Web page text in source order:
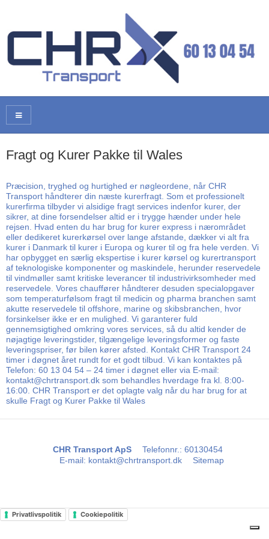
Fragt og Kurer Pakke til Wales
Præcision, tryghed og hurtighed er nøgleordene, når CHR
Transport håndterer din næste kurerfragt. Som et professionelt
kurerfirma tilbyder vi alsidige fragt services indenfor kurer, der
sikrer, at dine forsendelser altid er i trygge hænder under hele
rejsen. Hvad enten du har brug for kurer express i nærområdet
eller dedikeret kurerkørsel over lange afstande, dækker vi alt fra
kurer i Danmark til kurer i Europa og kurer til og fra hele verden. Vi
har opbygget en særlig ekspertise i kurer kørsel og kurertransport
af teknologiske komponenter og maskindele, herunder reservedele
til vindmøller samt kritiske leverancer til industrivirksomheder med
reservedele. Vores chauffører håndterer desuden specialopgaver
som temperaturfølsom fragt til medicin og pharma branchen samt
akutte reservedele til offshore, marine og skibsbranchen, hvor
forsinkelser ikke er en mulighed. Vi garanterer fuld
gennemsigtighed omkring vores services, så du altid kender de
nøjagtige leveringstider, tilgængelige leveringsformer og faste
leveringspriser, før bilen kører afsted. Kontakt CHR Transport 24
timer i døgnet året rundt for et godt tilbud. Vi kan kontaktes på
Telefon: 60 13 04 54 – 24 timer i døgnet eller via E-mail:
kontakt@chrtransport.dk som behandles hverdage fra kl. 8:00-
16:00. CHR Transport er det oplagte valg når du har brug for at
skulle Fragt og Kurer Pakke til Wales
CHR Transport ApS Telefonnr.: 60130454
E-mail: kontakt@chrtransport.dk Sitemap
Privatlivspolitik Cookiepolitik